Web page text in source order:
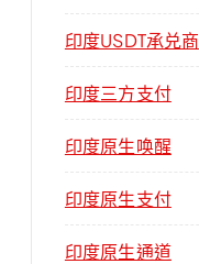
印度USDT承兑商
印度三方支付
印度原生唤醒
印度原生支付
印度原生通道